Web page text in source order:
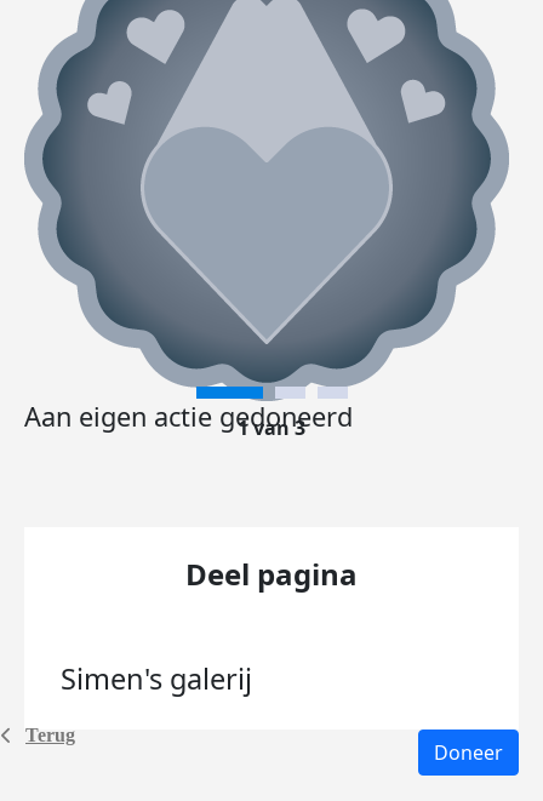
Terug
Aan eigen actie gedoneerd
1 van 3
Deel pagina
Simen's galerij
Doneer